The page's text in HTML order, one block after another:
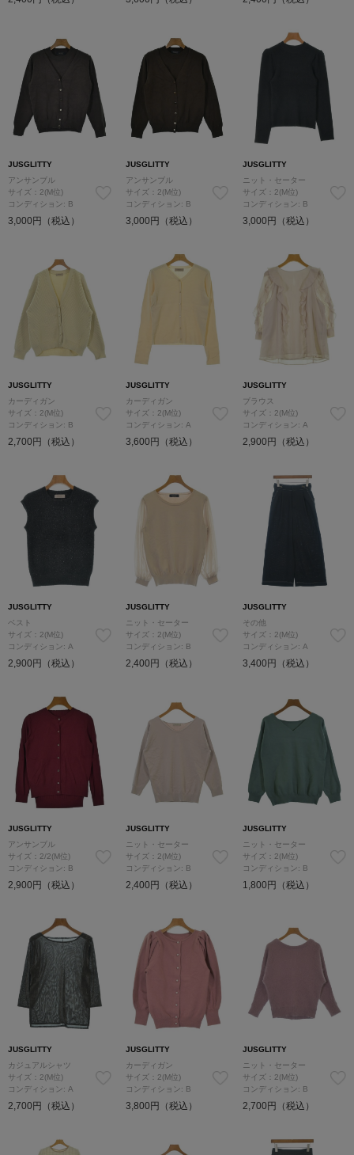
JUSGLITTY
アンサンブル
サイズ：2(M位)
コンディション: B
3,000円（税込）
JUSGLITTY
アンサンブル
サイズ：2(M位)
コンディション: B
3,000円（税込）
JUSGLITTY
ニット・セーター
サイズ：2(M位)
コンディション: B
3,000円（税込）
JUSGLITTY
カーディガン
サイズ：2(M位)
コンディション: B
2,700円（税込）
JUSGLITTY
カーディガン
サイズ：2(M位)
コンディション: A
3,600円（税込）
JUSGLITTY
ブラウス
サイズ：2(M位)
コンディション: A
2,900円（税込）
JUSGLITTY
ベスト
サイズ：2(M位)
コンディション: A
2,900円（税込）
JUSGLITTY
ニット・セーター
サイズ：2(M位)
コンディション: B
2,400円（税込）
JUSGLITTY
その他
サイズ：2(M位)
コンディション: A
3,400円（税込）
JUSGLITTY
アンサンブル
サイズ：2/2(M位)
コンディション: B
2,900円（税込）
JUSGLITTY
ニット・セーター
サイズ：2(M位)
コンディション: B
2,400円（税込）
JUSGLITTY
ニット・セーター
サイズ：2(M位)
コンディション: B
1,800円（税込）
JUSGLITTY
カジュアルシャツ
サイズ：2(M位)
コンディション: A
2,700円（税込）
JUSGLITTY
カーディガン
サイズ：2(M位)
コンディション: B
3,800円（税込）
JUSGLITTY
ニット・セーター
サイズ：2(M位)
コンディション: B
2,700円（税込）